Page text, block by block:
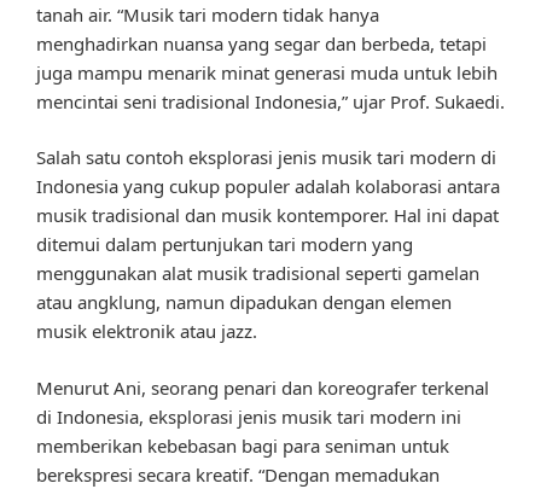
tanah air. “Musik tari modern tidak hanya
menghadirkan nuansa yang segar dan berbeda, tetapi
juga mampu menarik minat generasi muda untuk lebih
mencintai seni tradisional Indonesia,” ujar Prof. Sukaedi.
Salah satu contoh eksplorasi jenis musik tari modern di
Indonesia yang cukup populer adalah kolaborasi antara
musik tradisional dan musik kontemporer. Hal ini dapat
ditemui dalam pertunjukan tari modern yang
menggunakan alat musik tradisional seperti gamelan
atau angklung, namun dipadukan dengan elemen
musik elektronik atau jazz.
Menurut Ani, seorang penari dan koreografer terkenal
di Indonesia, eksplorasi jenis musik tari modern ini
memberikan kebebasan bagi para seniman untuk
berekspresi secara kreatif. “Dengan memadukan